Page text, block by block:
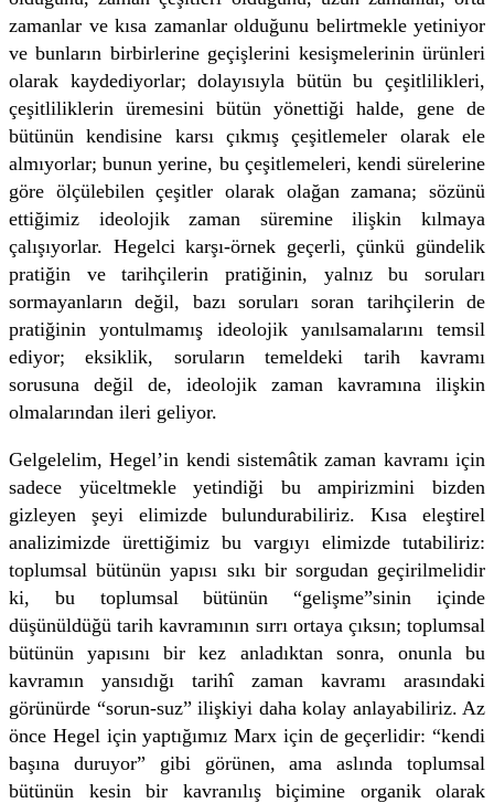
zamanlar ve kısa zamanlar olduğunu belirtmekle yetiniyor
ve bunların birbirlerine geçişlerini kesişmelerinin ürünleri
olarak kaydediyorlar; dolayısıyla bütün bu çeşitlilikleri,
çeşitliliklerin üremesini bütün yönettiği halde, gene de
bütünün kendisine karsı çıkmış çeşitlemeler olarak ele
almıyorlar; bunun yerine, bu çeşitlemeleri, kendi sürelerine
göre ölçülebilen çeşitler olarak olağan zamana; sözünü
ettiğimiz ideolojik zaman süremine ilişkin kılmaya
çalışıyorlar. Hegelci karşı-örnek geçerli, çünkü gündelik
pratiğin ve tarihçilerin pratiğinin, yalnız bu soruları
sormayanların değil, bazı soruları soran tarihçilerin de
pratiğinin yontulmamış ideolojik yanılsamalarını temsil
ediyor; eksiklik, soruların temeldeki tarih kavramı
sorusuna değil de, ideolojik zaman kavramına ilişkin
olmalarından ileri geliyor.
Gelgelelim, Hegel’in kendi sistemâtik zaman kavramı için
sadece yüceltmekle yetindiği bu ampirizmini bizden
gizleyen şeyi elimizde bulundurabiliriz. Kısa eleştirel
analizimizde ürettiğimiz bu vargıyı elimizde tutabiliriz:
toplumsal bütünün yapısı sıkı bir sorgudan geçirilmelidir
ki, bu toplumsal bütünün “gelişme”sinin içinde
düşünüldüğü tarih kavramının sırrı ortaya çıksın; toplumsal
bütünün yapısını bir kez anladıktan sonra, onunla bu
kavramın yansıdığı tarihî zaman kavramı arasındaki
görünürde “sorun-suz” ilişkiyi daha kolay anlayabiliriz. Az
önce Hegel için yaptığımız Marx için de geçerlidir: “kendi
başına duruyor” gibi görünen, ama aslında toplumsal
bütünün kesin bir kavranılış biçimine organik olarak